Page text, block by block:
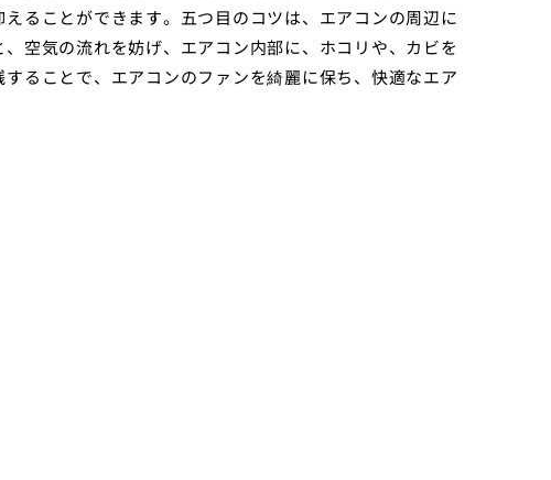
ることができます。五つ目のコツは、エアコンの周辺に
空気の流れを妨げ、エアコン内部に、ホコリや、カビを
ることで、エアコンのファンを綺麗に保ち、快適なエア